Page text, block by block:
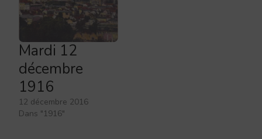
Mardi 12
décembre
1916
12 décembre 2016
Dans "1916"